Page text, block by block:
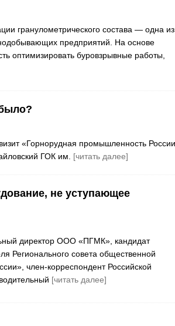
гранулометрического состава — одна из
предприятий. На основе
оптимизировать буровзрывные работы,
«Горнорудная промышленность
ГОК им. [читать далее]
не уступающее
директор ООО «ПГМК», кандидат
Регионального совета общественной
член-корреспондент Российской
[читать далее]